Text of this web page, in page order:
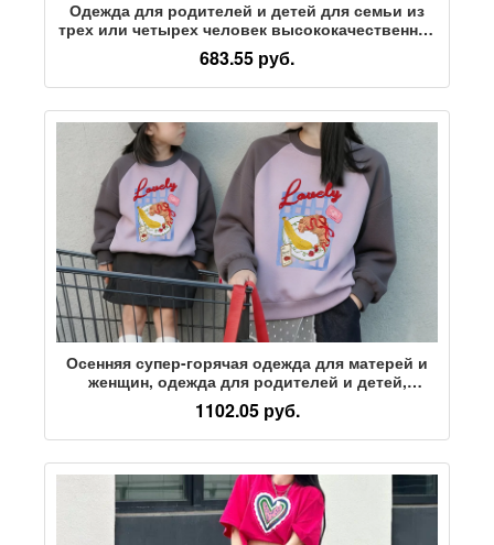
Одежда для родителей и детей для семьи из
трех или четырех человек высококачественная
летняя футболка для матерей и женщин с
короткими рукавами, новинка 2026 года,
детская хлопчатобумажная одежда
683.55 руб.
Осенняя супер-горячая одежда для матерей и
женщин, одежда для родителей и детей,
модный уличный повседневный свитер с
милым принтом и длинными рукавами, женское
сокровище контрастного цвета, для детей
1102.05 руб.